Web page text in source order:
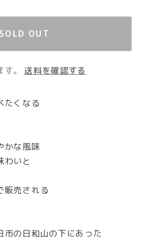
SOLD OUT
。 送料を確認する
たくなる
かな風味
わいと
販売される
市の日和山の下にあった